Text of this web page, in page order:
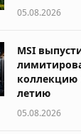
05.08.2026
MSI
коллекцию
летию
05.08.2026